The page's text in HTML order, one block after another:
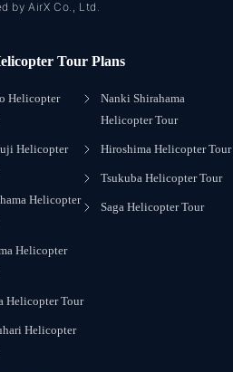
by AirX Co., Ltd.
Tour Plans
Helicopter
Helicopter
Helicopter
Helicopter
Helicopter Tour
Helicopter
Nanki Shirahama
Helicopter Tour
Hiroshima Helicopter Tour
Tsukuba Helicopter Tour
Saga Helicopter Tour